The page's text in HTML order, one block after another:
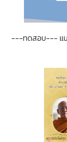
---ทดสอบ--- แนะ